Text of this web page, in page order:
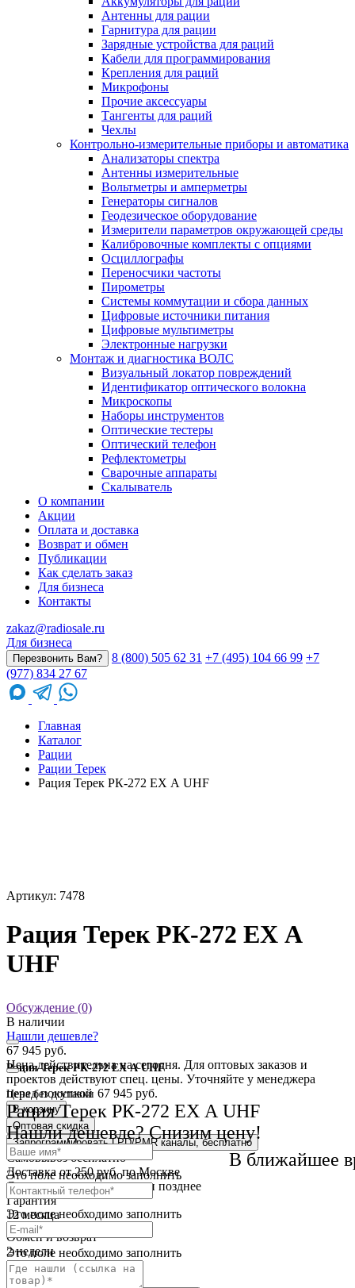
Антенны для рации
Гарнитура для рации
Зарядные устройства для раций
Кабели для программирования
Крепления для раций
Микрофоны
Прочие аксессуары
Тангенты для раций
Чехлы
Контрольно-измерительные приборы и автоматика
Анализаторы спектра
Антенны измерительные
Вольтметры и амперметры
Генераторы сигналов
Геодезическое оборудование
Измерители параметров окружающей среды
Калибровочные комплекты с опциями
Осциллографы
Переносчики частоты
Пирометры
Системы коммутации и сбора данных
Цифровые источники питания
Цифровые мультиметры
Электронные нагрузки
Монтаж и диагностика ВОЛС
Визуальный локатор повреждений
Идентификатор оптического волокна
Микроскопы
Наборы инструментов
Оптические тестеры
Оптический телефон
Рефлектометры
Сварочные аппараты
Скалыватель
О компании
Акции
Оплата и доставка
Возврат и обмен
Публикации
Как сделать заказ
Для бизнеса
Контакты
zakaz@radiosale.ru
Для бизнеса
Перезвонить Вам? 8 (800) 505 62 31 +7 (495) 104 66 99 +7
(977) 834 27 67
Главная
Каталог
Рации
Рации Терек
Рация Терек РК-272 EX А UHF
Артикул: 7478
Рация Терек РК-272 EX А
UHF
Обсуждение (0)
Рация Терек РК-272 EX А UHF
Цена без доставки 67 945 руб.
Рация Терек РК-272 EX А UHF
Нашли дешевле? Снизим цену!
Это поле необходимо заполнить
Это поле необходимо заполнить
Это поле необходимо заполнить
В наличии
Нашли дешевле?
В ближайшее
67 945 руб.
Цена действительна на сегодня. Для оптовых заказов и
проектов действуют спец. цены. Уточняйте у менеджера
перед покупкой
В корзину
Оптовая скидка
Запрограммировать LPD/PMR каналы, бесплатно
Самовывоз бесплатно
Доставка от 250 руб. по Москве
Cрок доставки сегодня или позднее
Гарантия
12 месяца
Обмен и возврат
2 недели
Доставка
по всей России